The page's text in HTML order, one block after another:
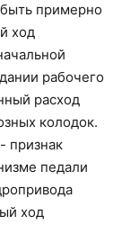
примерно
ход
рабочего
расход
колодок.
признак
педали
ход